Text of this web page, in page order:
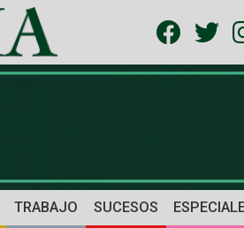
TRABAJO SUCESOS